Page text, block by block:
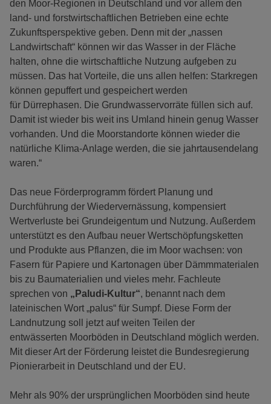
den Moor-Regionen in Deutschland und vor allem den
land- und forstwirtschaftlichen Betrieben eine echte
Zukunftsperspektive geben. Denn mit der „nassen
Landwirtschaft“ können wir das Wasser in der Fläche
halten, ohne die wirtschaftliche Nutzung aufgeben zu
müssen. Das hat Vorteile, die uns allen helfen: Starkregen
können gepuffert und gespeichert werden
für Dürrephasen. Die Grundwasservorräte füllen sich auf.
Damit ist wieder bis weit ins Umland hinein genug Wasser
vorhanden. Und die Moorstandorte können wieder die
natürliche Klima-Anlage werden, die sie jahrtausendelang
waren.“
Das neue Förderprogramm fördert Planung und
Durchführung der Wiedervernässung, kompensiert
Wertverluste bei Grundeigentum und Nutzung. Außerdem
unterstützt es den Aufbau neuer Wertschöpfungsketten
und Produkte aus Pflanzen, die im Moor wachsen: von
Fasern für Papiere und Kartonagen über Dämmmaterialen
bis zu Baumaterialien und vieles mehr. Fachleute
sprechen von „Paludi-Kultur“, benannt nach dem
lateinischen Wort „palus“ für Sumpf. Diese Form der
Landnutzung soll jetzt auf weiten Teilen der
entwässerten Moorböden in Deutschland möglich werden.
Mit dieser Art der Förderung leistet die Bundesregierung
Pionierarbeit in Deutschland und der EU.
Mehr als 90% der ursprünglichen Moorböden sind heute